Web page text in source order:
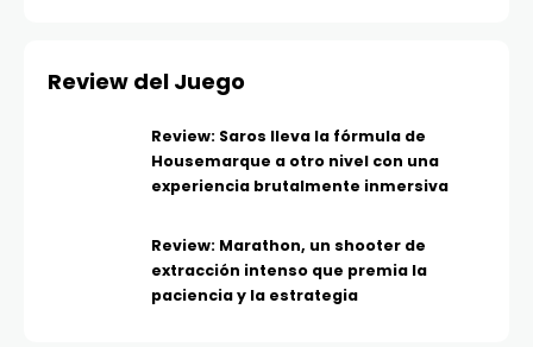
Review del Juego
Review: Saros lleva la fórmula de
Housemarque a otro nivel con una
experiencia brutalmente inmersiva
Review: Marathon, un shooter de
extracción intenso que premia la
paciencia y la estrategia